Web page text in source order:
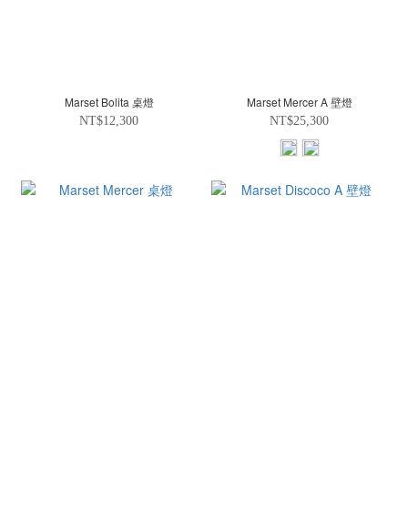
Marset Bolita 桌燈
NT$12,300
Marset Mercer A 壁燈
NT$25,300